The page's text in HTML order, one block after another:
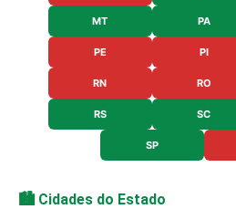
MT PA
PE PI
RN RO
RS SC
SP
🏙️ Cidades do Estado